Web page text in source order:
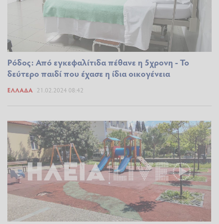
Ρόδος: Από εγκεφαλίτιδα πέθανε η 5χρονη - Το
δεύτερο παιδί που έχασε η ίδια οικογένεια
ΕΛΛΆΔΑ 21.02.2024 08:42